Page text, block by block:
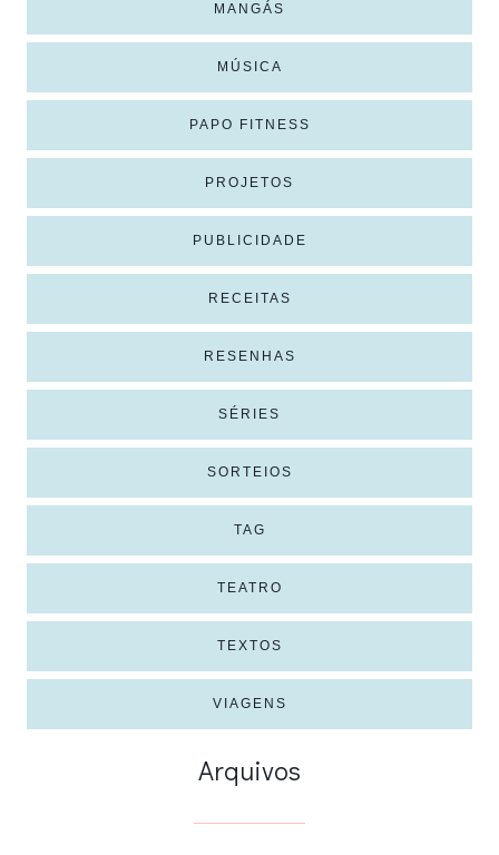
MANGÁS
MÚSICA
PAPO FITNESS
PROJETOS
PUBLICIDADE
RECEITAS
RESENHAS
SÉRIES
SORTEIOS
TAG
TEATRO
TEXTOS
VIAGENS
Arquivos